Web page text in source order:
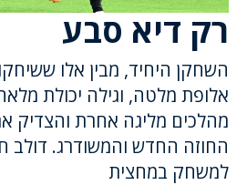
רק דיא סבע
אלופת מלטה, וגילה יכולת
מהלכים מליגה אחרת והצדיק
החוזה החדש והמשודרג. דולב
למשחק במחצית